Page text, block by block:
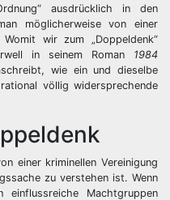
ausdrücklich in den
möglicherweise von einer
wir zum „Doppeldenk“
in seinem Roman 1984
wie ein und dieselbe
völlig widersprechende
einer kriminellen Vereinigung
zu verstehen ist. Wenn
Machtgruppen